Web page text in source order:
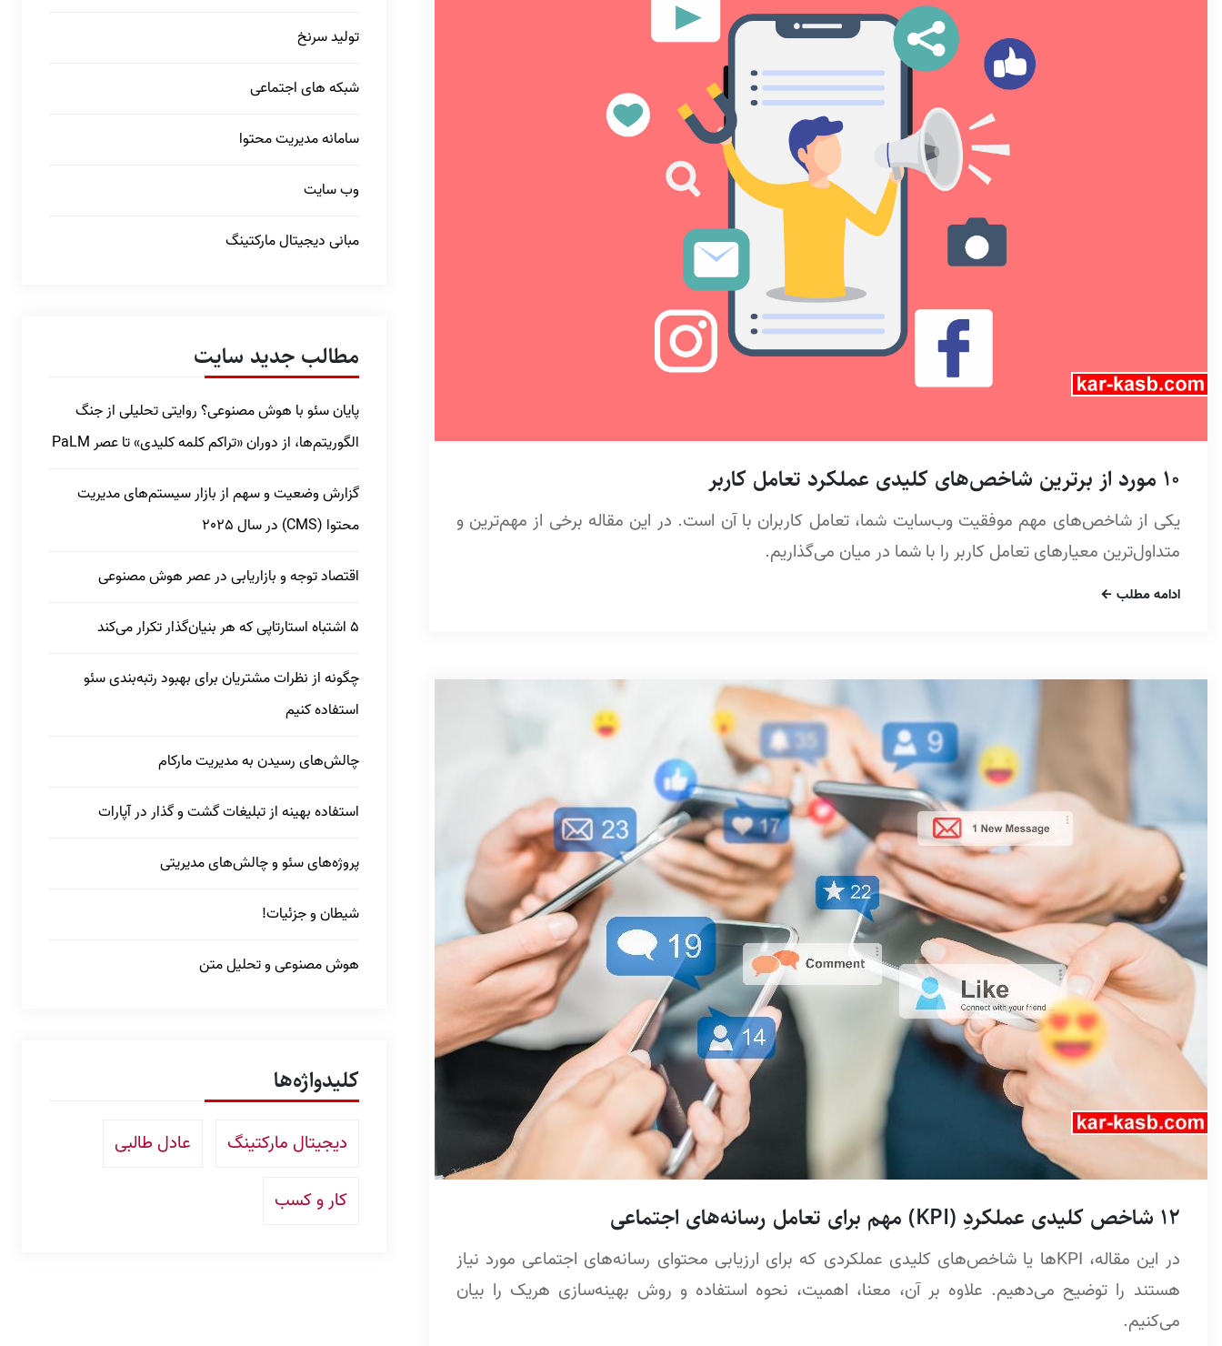
10 مورد از برترین شاخص‌های کلیدی عملکرد تعامل کاربر
یکی از شاخص‌های مهم موفقیت وب‌سایت شما، تعامل کاربران با آن است. در این مقاله برخی از مهم‌ترین و
متداول‌ترین معیارهای تعامل کاربر را با شما در میان می‌گذاریم.
ادامه مطلب
12 شاخص کلیدی عملکردِ (KPI) مهم برای تعامل رسانه‌های اجتماعی
در این مقاله، KPIها یا شاخص‌های کلیدی عملکردی که برای ارزیابی محتوای رسانه‌های اجتماعی مورد نیاز
هستند را توضیح می‌دهیم. علاوه بر آن، معنا، اهمیت، نحوه استفاده و روش بهینه‌سازی هریک را بیان
می‌کنیم.
تولید سرنخ
شبکه های اجتماعی
سامانه مدیریت محتوا
وب سایت
مبانی دیجیتال مارکتینگ
مطالب جدید سایت
پایان سئو با هوش مصنوعی؟ روایتی تحلیلی از جنگ
الگوریتم‌ها، از دوران «تراکم کلمه کلیدی» تا عصر PaLM
گزارش وضعیت و سهم از بازار سیستم‌های مدیریت
محتوا (CMS) در سال 2025
اقتصاد توجه و بازاریابی در عصر هوش مصنوعی
5 اشتباه استارتاپی که هر بنیان‌گذار تکرار می‌کند
چگونه از نظرات مشتریان برای بهبود رتبه‌بندی سئو
استفاده کنیم
چالش‌های رسیدن به مدیریت مارکام
استفاده بهینه از تبلیغات گشت و گذار در آپارات
پروژه‌های سئو و چالش‌های مدیریتی
شیطان و جزئیات!
هوش مصنوعی و تحلیل متن
کلیدواژه‌ها
دیجیتال مارکتینگ عادل طالبی
کار و کسب